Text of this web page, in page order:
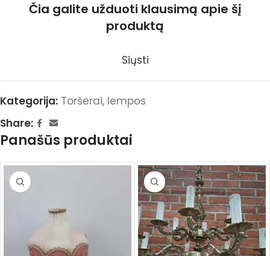
Čia galite užduoti klausimą apie šį
produktą
Siųsti
Kategorija: Toršerai, lempos
Share:
Panašūs produktai